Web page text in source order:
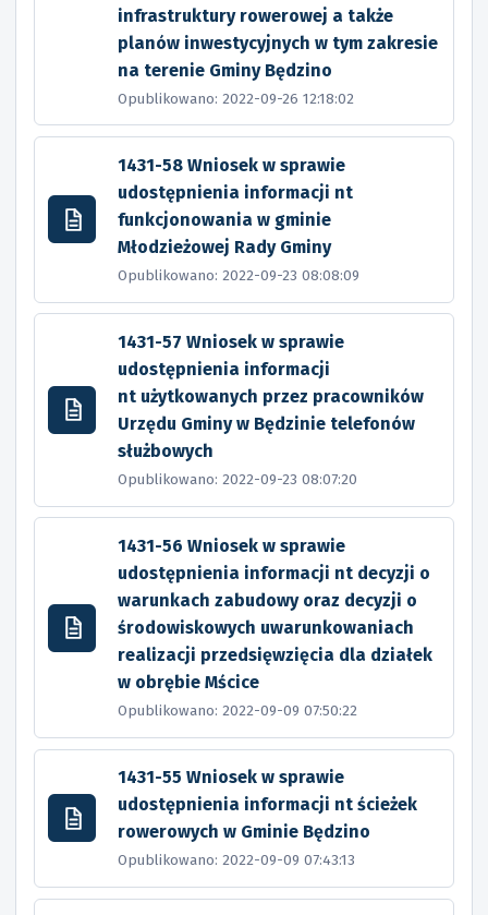
infrastruktury rowerowej a także
planów inwestycyjnych w tym zakresie
na terenie Gminy Będzino
Opublikowano: 2022-09-26 12:18:02
1431-58 Wniosek w sprawie
udostępnienia informacji nt
funkcjonowania w gminie
Młodzieżowej Rady Gminy
Opublikowano: 2022-09-23 08:08:09
1431-57 Wniosek w sprawie
udostępnienia informacji
nt użytkowanych przez pracowników
Urzędu Gminy w Będzinie telefonów
służbowych
Opublikowano: 2022-09-23 08:07:20
1431-56 Wniosek w sprawie
udostępnienia informacji nt decyzji o
warunkach zabudowy oraz decyzji o
środowiskowych uwarunkowaniach
realizacji przedsięwzięcia dla działek
w obrębie Mścice
Opublikowano: 2022-09-09 07:50:22
1431-55 Wniosek w sprawie
udostępnienia informacji nt ścieżek
rowerowych w Gminie Będzino
Opublikowano: 2022-09-09 07:43:13